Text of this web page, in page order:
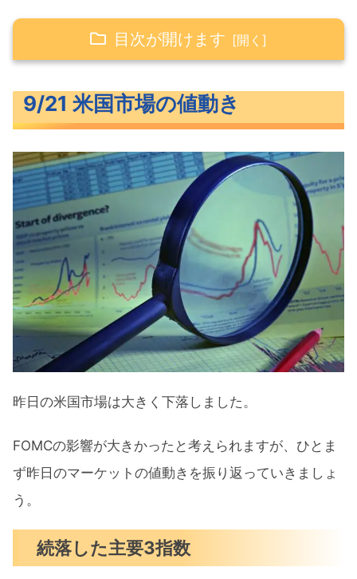
目次が開けます
続落した主要3指数
S&P500ヒートマップ
セクター別パフォーマンス
S&P500チャート分析
米国市場のトピックス
ソフトランディングを拒む３つの要因
資産運用会社のESGファンド閉鎖相次
ぐ
まとめ
9/21 米国市場の値動き
昨日の米国市場は大きく下落しました。
FOMCの影響が大きかったと考えられますが、ひとま
ず昨日のマーケットの値動きを振り返っていきましょ
う。
続落した主要3指数